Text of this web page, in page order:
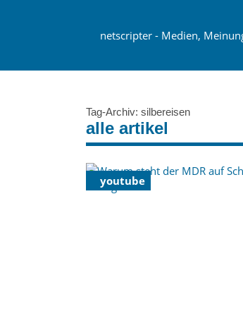
netscripter - Medien,
Tag-Archiv: silbereisen
alle artikel
youtube